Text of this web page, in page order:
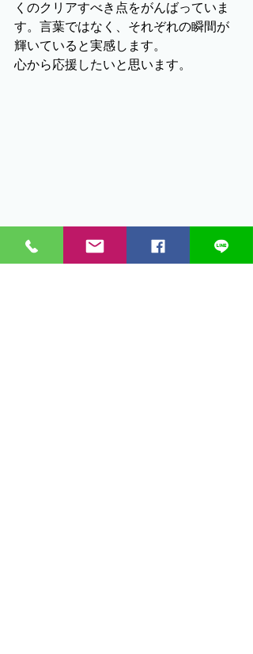
くのクリアすべき点をがんばっていま
す。言葉ではなく、それぞれの瞬間が
輝いていると実感します。
心から応援したいと思います。